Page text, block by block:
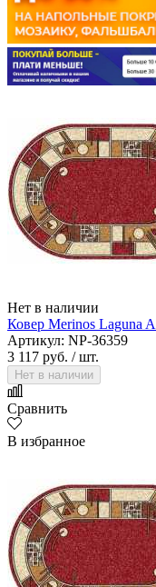
Нет в наличии
Ковер Merinos Laguna
Артикул: NP-36359
3 117 руб. / шт.
Нет в наличии
Сравнить
В избранное